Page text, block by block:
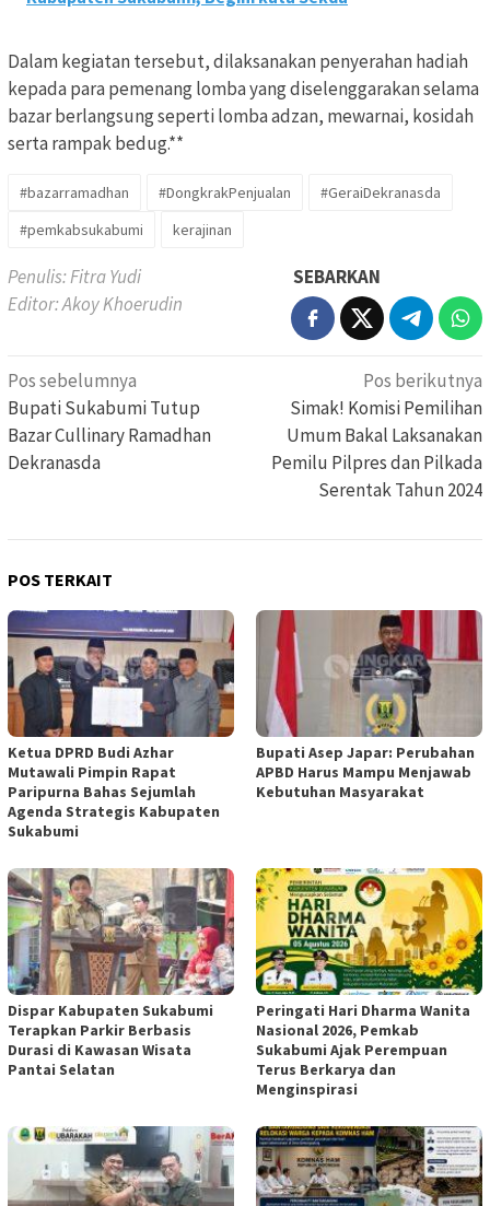
Dalam kegiatan tersebut, dilaksanakan penyerahan hadiah
kepada para pemenang lomba yang diselenggarakan selama
bazar berlangsung seperti lomba adzan, mewarnai, kosidah
serta rampak bedug.**
#bazarramadhan #DongkrakPenjualan
#GeraiDekranasda
#pemkabsukabumi
kerajinan
Penulis: Fitra Yudi
Editor: Akoy Khoerudin
SEBARKAN
Navigasi
pos
Pos sebelumnya
Bupati Sukabumi Tutup
Bazar Cullinary Ramadhan
Dekranasda
Pos berikutnya
Simak! Komisi Pemilihan
Umum Bakal Laksanakan
Pemilu Pilpres dan Pilkada
Serentak Tahun 2024
POS TERKAIT
Ketua DPRD Budi Azhar
Mutawali Pimpin Rapat
Paripurna Bahas Sejumlah
Agenda Strategis Kabupaten
Sukabumi
Bupati Asep Japar: Perubahan
APBD Harus Mampu Menjawab
Kebutuhan Masyarakat
Dispar Kabupaten Sukabumi
Terapkan Parkir Berbasis
Durasi di Kawasan Wisata
Pantai Selatan
Peringati Hari Dharma Wanita
Nasional 2026, Pemkab
Sukabumi Ajak Perempuan
Terus Berkarya dan
Menginspirasi